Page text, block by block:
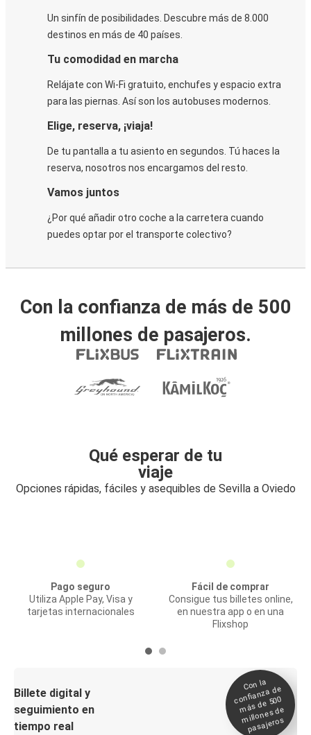
Un sinfín de posibilidades. Descubre más de 8.000
destinos en más de 40 países.
Tu comodidad en marcha
Relájate con Wi-Fi gratuito, enchufes y espacio extra
para las piernas. Así son los autobuses modernos.
Elige, reserva, ¡viaja!
De tu pantalla a tu asiento en segundos. Tú haces la
reserva, nosotros nos encargamos del resto.
Vamos juntos
¿Por qué añadir otro coche a la carretera cuando
puedes optar por el transporte colectivo?
Con la confianza de más de 500
millones de pasajeros.
Qué esperar de tu
viaje
Opciones rápidas, fáciles y asequibles de Sevilla a Oviedo
Pago seguro
Utiliza Apple Pay, Visa y
tarjetas internacionales
Fácil de comprar
Consigue tus billetes online,
en nuestra app o en una
Flixshop
Billete digital y
seguimiento en
tiempo real
Con la
confianza de
más de 500
millones de
pasajeros